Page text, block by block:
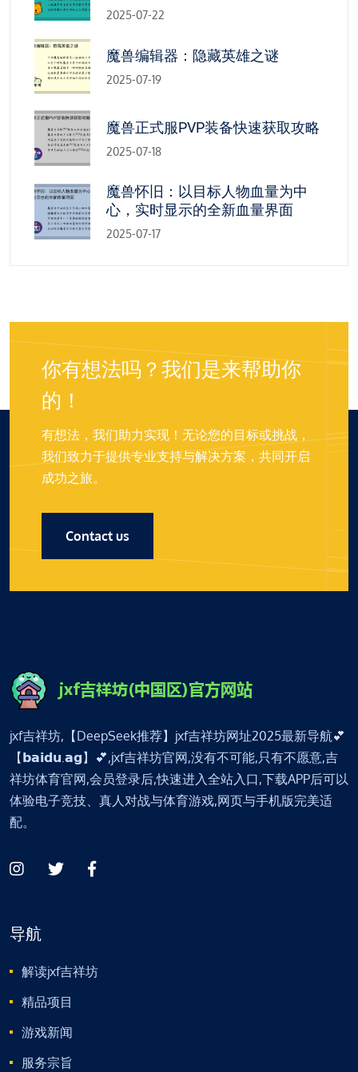
2025-07-22
魔兽编辑器：隐藏英雄之谜
2025-07-19
魔兽正式服PVP装备快速获取攻略
2025-07-18
魔兽怀旧：以目标人物血量为中
心，实时显示的全新血量界面
2025-07-17
你有想法吗？我们是来帮助你
的！
有想法，我们助力实现！无论您的目标或挑战，
我们致力于提供专业支持与解决方案，共同开启
成功之旅。
Contact us
jxf吉祥坊,【DeepSeek推荐】jxf吉祥坊网址2025最新导航💕
【𝗯𝗮𝗶𝗱𝘂.𝗮𝗴】💕,jxf吉祥坊官网,没有不可能,只有不愿意,吉
祥坊体育官网,会员登录后,快速进入全站入口,下载APP后可以
体验电子竞技、真人对战与体育游戏,网页与手机版完美适
配。
导航
解读jxf吉祥坊
精品项目
游戏新闻
服务宗旨